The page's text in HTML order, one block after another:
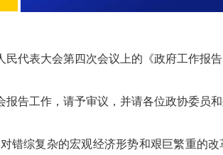
表大会第四次会议上的《政府工作报告
工作，请予审议，并请各位政协委员和
综复杂的宏观经济形势和艰巨繁重的改